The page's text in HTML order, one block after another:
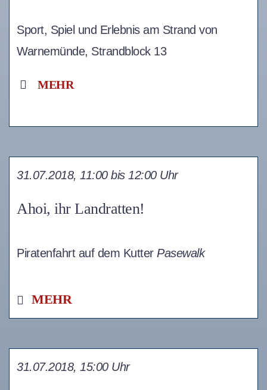
Sport, Spiel und Erlebnis am Strand von
Warnemünde, Strandblock 13
MEHR
Ahoi, ihr Landratten!
31.07.2018, 11:00 bis 12:00 Uhr
Piratenfahrt auf dem Kutter Pasewalk
MEHR
31.07.2018, 15:00 Uhr